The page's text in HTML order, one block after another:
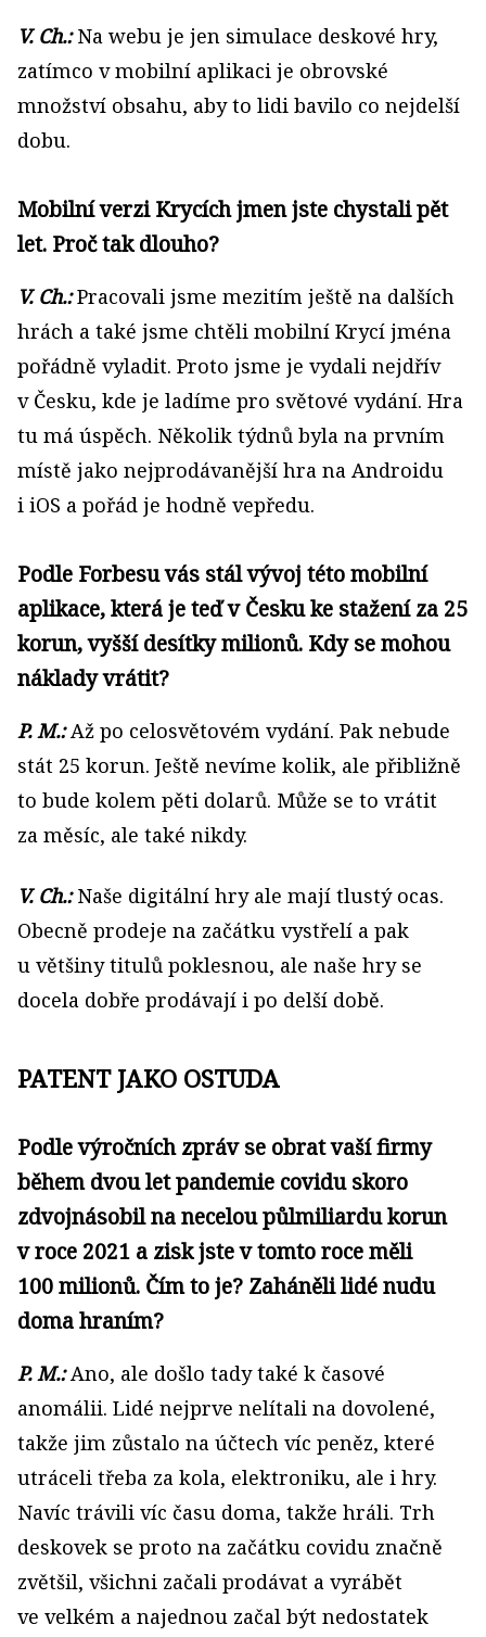
V. Ch.: Na webu je jen simulace deskové hry,
zatímco v mobilní aplikaci je obrovské
množství obsahu, aby to lidi bavilo co nejdelší
dobu.
Mobilní verzi Krycích jmen jste chystali pět
let. Proč tak dlouho?
V. Ch.:Pracovali jsme mezitím ještě na dalších
hrách a také jsme chtěli mobilní Krycí jména
pořádně vyladit. Proto jsme je vydali nejdřív
v Česku, kde je ladíme pro světové vydání. Hra
tu má úspěch. Několik týdnů byla na prvním
místě jako nejprodávanější hra na Androidu
i iOS a pořád je hodně vepředu.
Podle Forbesu vás stál vývoj této mobilní
aplikace, která je teď v Česku ke stažení za 25
korun, vyšší desítky milionů. Kdy se mohou
náklady vrátit?
P. M.:Až po celosvětovém vydání. Pak nebude
stát 25 korun. Ještě nevíme kolik, ale přibližně
to bude kolem pěti dolarů. Může se to vrátit
za měsíc, ale také nikdy.
V. Ch.:Naše digitální hry ale mají tlustý ocas.
Obecně prodeje na začátku vystřelí a pak
u většiny titulů poklesnou, ale naše hry se
docela dobře prodávají i po delší době.
PATENT JAKO OSTUDA
Podle výročních zpráv se obrat vaší firmy
během dvou let pandemie covidu skoro
zdvojnásobil na necelou půlmiliardu korun
v roce 2021 a zisk jste v tomto roce měli
100 milionů. Čím to je? Zaháněli lidé nudu
doma hraním?
P. M.:Ano, ale došlo tady také k časové
anomálii. Lidé nejprve nelítali na dovolené,
takže jim zůstalo na účtech víc peněz, které
utráceli třeba za kola, elektroniku, ale i hry.
Navíc trávili víc času doma, takže hráli. Trh
deskovek se proto na začátku covidu značně
zvětšil, všichni začali prodávat a vyrábět
ve velkém a najednou začal být nedostatek